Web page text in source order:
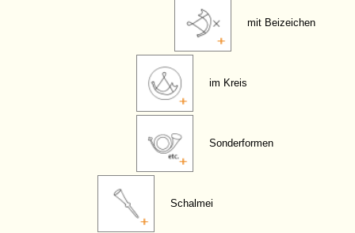
mit Beizeichen
im Kreis
Sonderformen
Schalmei